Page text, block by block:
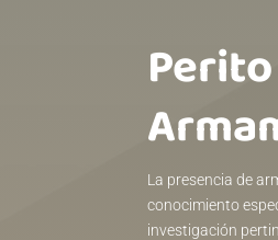
La presencia de
conocimiento
investigación